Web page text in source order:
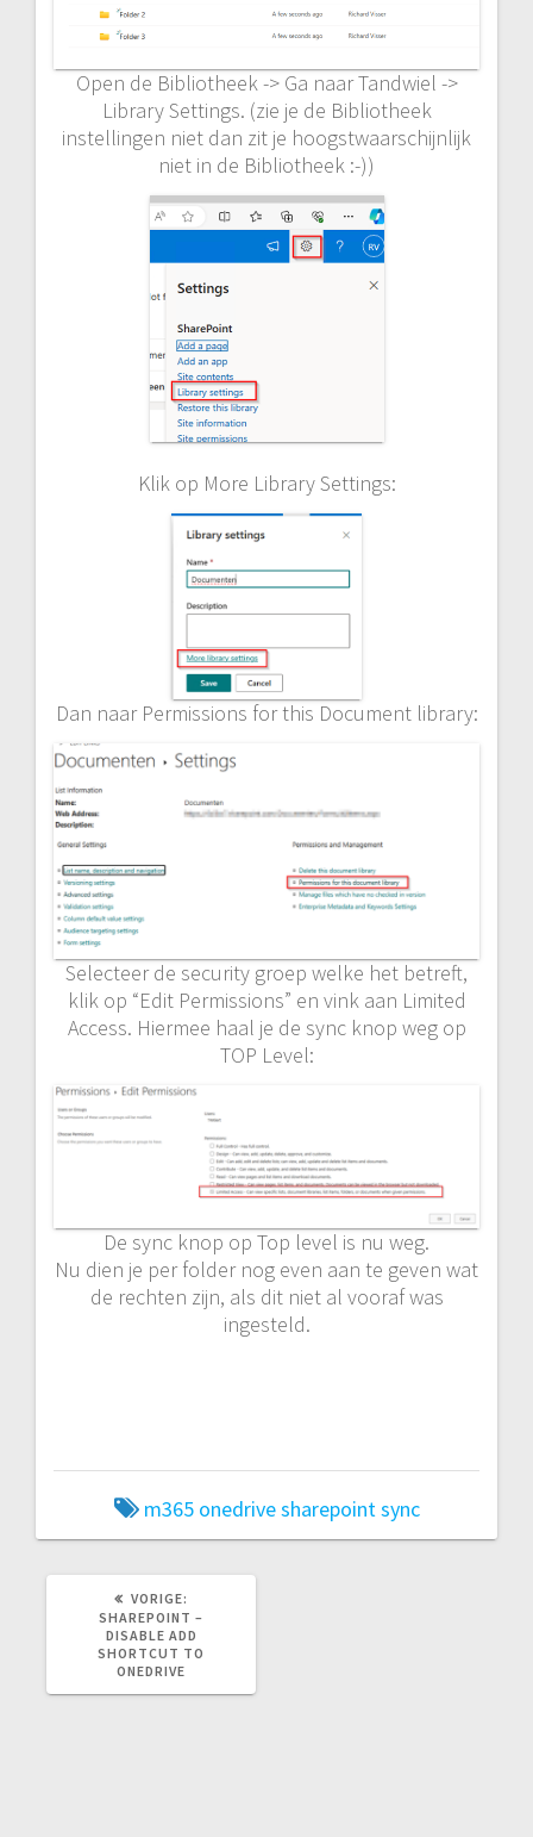
Open de Bibliotheek -> Ga naar Tandwiel ->
Library Settings. (zie je de Bibliotheek
instellingen niet dan zit je hoogstwaarschijnlijk
niet in de Bibliotheek :-))
Klik op More Library Settings:
Dan naar Permissions for this Document library:
Selecteer de security groep welke het betreft,
klik op “Edit Permissions” en vink aan Limited
Access. Hiermee haal je de sync knop weg op
TOP Level:
De sync knop op Top level is nu weg.
Nu dien je per folder nog even aan te geven wat
de rechten zijn, als dit niet al vooraf was
ingesteld.
m365 onedrivesharepointsync
VORIGE:
BERICHT:
SHAREPOINT –
DISABLE ADD
SHORTCUT TO
ONEDRIVE